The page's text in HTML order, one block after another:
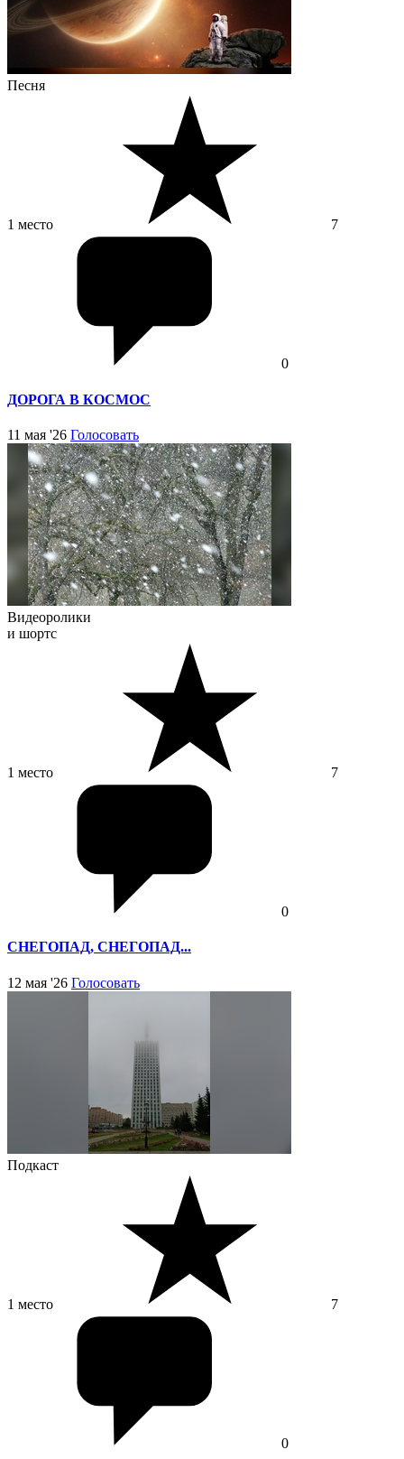
Песня
1 место 7
0
ДОРОГА В КОСМОС
11 мая '26 Голосовать
Видеоролики
и шортс
1 место 7
0
СНЕГОПАД, СНЕГОПАД...
12 мая '26 Голосовать
Подкаст
1 место 7
0